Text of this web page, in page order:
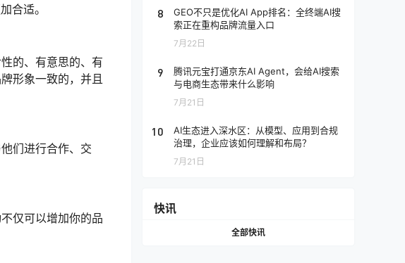
合适。
的、有意思的、有
形象一致的，并且
们进行合作、交
仅可以增加你的品
8
GEO不只是优化AI App排名：全终端AI搜
索正在重构品牌流量入口
7月22日
9
腾讯元宝打通京东AI Agent，会给AI搜索
与电商生态带来什么影响
7月21日
10
AI生态进入深水区：从模型、应用到合规
治理，企业应该如何理解和布局？
7月21日
快讯
全部快讯